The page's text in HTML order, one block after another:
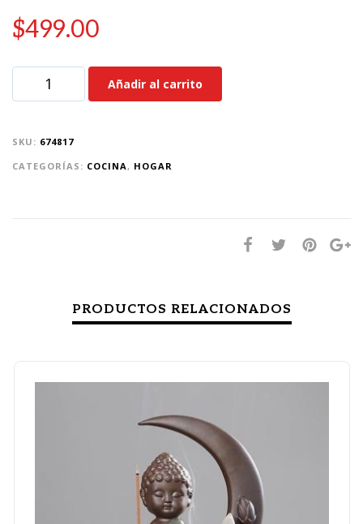
$499.00
Añadir al carrito
SKU: 674817
CATEGORÍAS: COCINA, HOGAR
PRODUCTOS RELACIONADOS